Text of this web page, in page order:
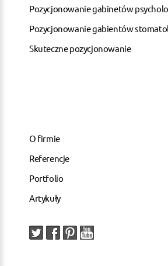
Pozycjonowanie gabinetów
Pozycjonowanie gabientów
Skuteczne pozycjonowanie
O firmie
Referencje
Portfolio
Artykuły